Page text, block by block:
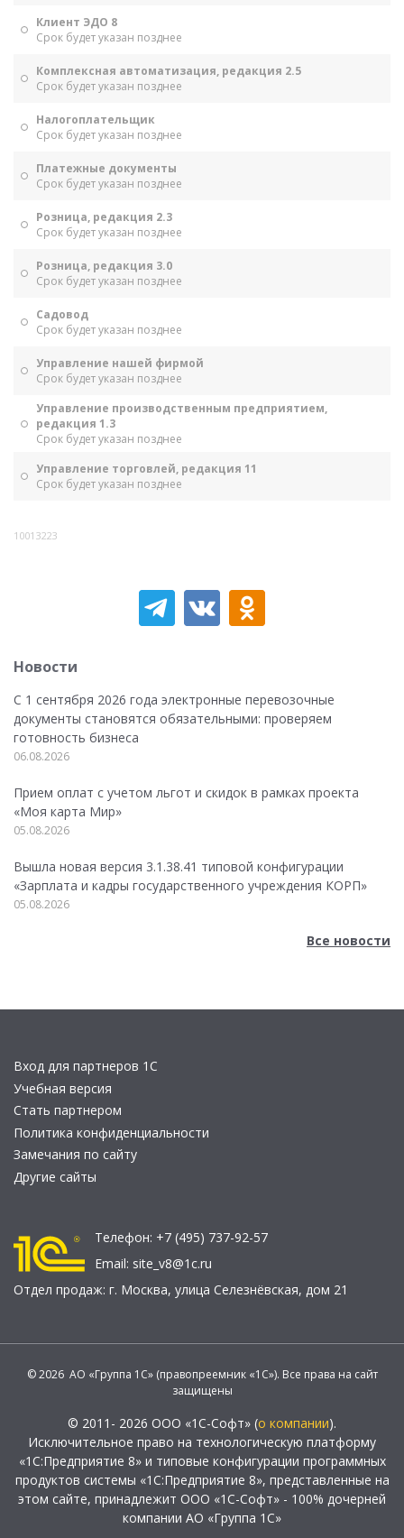
Клиент ЭДО 8
Срок будет указан позднее
Комплексная автоматизация, редакция 2.5
Срок будет указан позднее
Налогоплательщик
Срок будет указан позднее
Платежные документы
Срок будет указан позднее
Розница, редакция 2.3
Срок будет указан позднее
Розница, редакция 3.0
Срок будет указан позднее
Садовод
Срок будет указан позднее
Управление нашей фирмой
Срок будет указан позднее
Управление производственным предприятием,
редакция 1.3
Срок будет указан позднее
Управление торговлей, редакция 11
Срок будет указан позднее
10013223
Новости
С 1 сентября 2026 года электронные перевозочные
документы становятся обязательными: проверяем
готовность бизнеса
06.08.2026
Прием оплат с учетом льгот и скидок в рамках проекта
«Моя карта Мир»
05.08.2026
Вышла новая версия 3.1.38.41 типовой конфигурации
«Зарплата и кадры государственного учреждения КОРП»
05.08.2026
Все новости
Вход для партнеров 1С
Учебная версия
Стать партнером
Политика конфиденциальности
Замечания по сайту
Другие сайты
Телефон: +7 (495) 737-92-57
Email: site_v8@1c.ru
Отдел продаж: г. Москва, улица Селезнёвская, дом 21
© 2026 АО «Группа 1С» (правопреемник «1С»). Все права на сайт
защищены
© 2011- 2026 ООО «1С-Софт» (о компании).
Исключительное право на технологическую платформу
«1С:Предприятие 8» и типовые конфигурации программных
продуктов системы «1С:Предприятие 8», представленные на
этом сайте, принадлежит ООО «1С-Софт» - 100% дочерней
компании АО «Группа 1С»